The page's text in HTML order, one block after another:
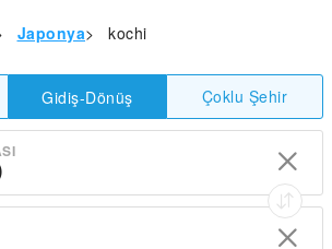
Japonya> kochi
Gidiş-Dönüş Çoklu Şehir